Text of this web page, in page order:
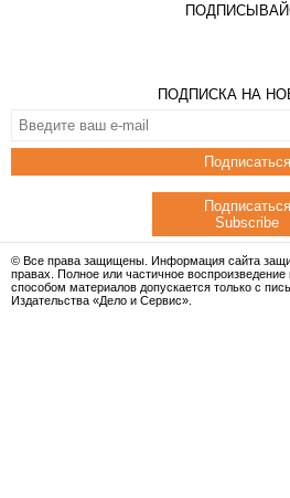
ПОДПИСКА НА
Подписаться
Подписаться
Subscribe
© Все права защищены. Информация сайта
правах. Полное или частичное
способом материалов допускается только с
Издательства «Дело и Сервис».